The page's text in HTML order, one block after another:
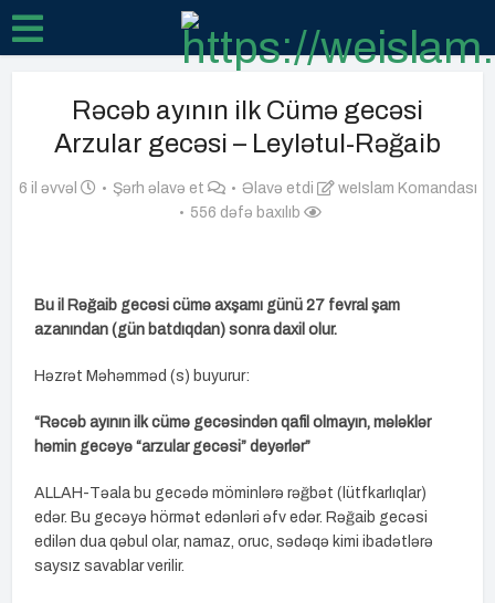
Rəcəb ayının ilk Cümə gecəsi
Arzular gecəsi – Leylətul-Rəğaib
6 il əvvəl Şərh əlavə et Əlavə etdi
weIslam Komandası
556 dəfə baxılıb
Bu il Rəğaib gecəsi cümə axşamı günü 27 fevral şam
azanından (gün batdıqdan) sonra daxil olur.
Həzrət Məhəmməd (s) buyurur:
“Rəcəb ayının ilk cümə gecəsindən qafil olmayın, mələklər
həmin gecəyə “arzular gecəsi” deyərlər”
ALLAH-Təala bu gecədə möminlərə rəğbət (lütfkarlıqlar)
edər. Bu gecəyə hörmət edənləri əfv edər. Rəğaib gecəsi
edilən dua qəbul olar, namaz, oruc, sədəqə kimi ibadətlərə
saysız savablar verilir.